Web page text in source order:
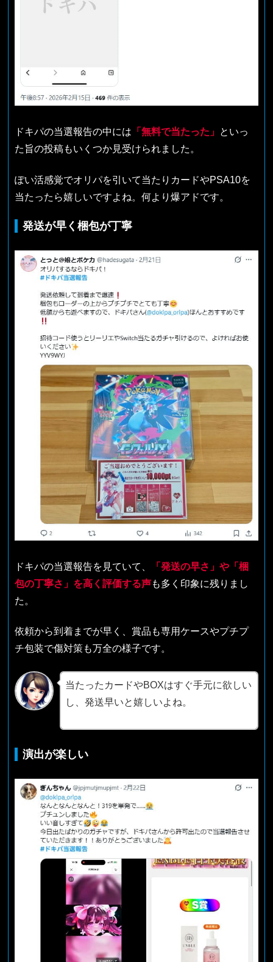
ドキパの当選報告の中には 「無料で当たった」 といっ
た旨の投稿もいくつか見受けられました。
ぽい活感覚でオリパを引いて当たりカードやPSA10を
当たったら嬉しいですよね。何より爆アドです。
発送が早く梱包が丁寧
ドキパの当選報告を見ていて、
「発送の早さ」や「梱
包の丁寧さ」を高く評価する声も多く印象に残りまし
た。
依頼から到着までが早く、賞品も専用ケースやプチプ
チ包装で傷対策も万全の様子です。
当たったカードやBOXはすぐ手元に欲しい
し、発送早いと嬉しいよね。
演出が楽しい